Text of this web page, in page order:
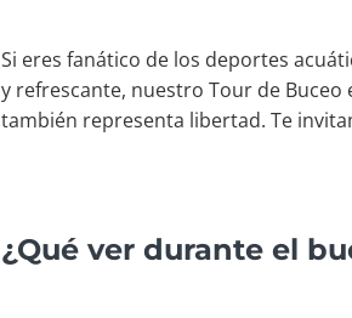
Si eres fanático de los deportes
y refrescante, nuestro Tour de
también representa libertad. Te
¿Qué ver durante el